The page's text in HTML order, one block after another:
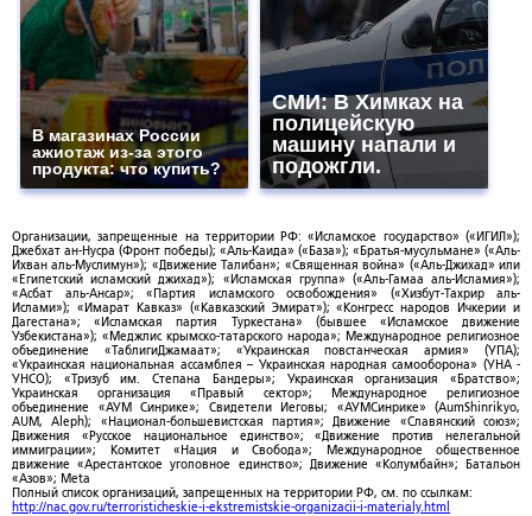
В магазинах России
ажиотаж из-за этого
продукта: что купить?
СМИ: В Химках на
полицейскую
машину напали и
подожгли.
Организации, запрещенные на территории РФ: «Исламское государство» («ИГИЛ»);
Джебхат ан-Нусра (Фронт победы); «Аль-Каида» («База»); «Братья-мусульмане» («Аль-
Ихван аль-Муслимун»); «Движение Талибан»; «Священная война» («Аль-Джихад» или
«Египетский исламский джихад»); «Исламская группа» («Аль-Гамаа аль-Исламия»);
«Асбат аль-Ансар»; «Партия исламского освобождения» («Хизбут-Тахрир аль-
Ислами»); «Имарат Кавказ» («Кавказский Эмират»); «Конгресс народов Ичкерии и
Дагестана»; «Исламская партия Туркестана» (бывшее «Исламское движение
Узбекистана»); «Меджлис крымско-татарского народа»; Международное религиозное
объединение «ТаблигиДжамаат»; «Украинская повстанческая армия» (УПА);
«Украинская национальная ассамблея – Украинская народная самооборона» (УНА -
УНСО); «Тризуб им. Степана Бандеры»; Украинская организация «Братство»;
Украинская организация «Правый сектор»; Международное религиозное
объединение «АУМ Синрике»; Свидетели Иеговы; «АУМСинрике» (AumShinrikyo,
AUM, Aleph); «Национал-большевистская партия»; Движение «Славянский союз»;
Движения «Русское национальное единство»; «Движение против нелегальной
иммиграции»; Комитет «Нация и Свобода»; Международное общественное
движение «Арестантское уголовное единство»; Движение «Колумбайн»; Батальон
«Азов»; Meta
Полный список организаций, запрещенных на территории РФ, см. по ссылкам:
http://nac.gov.ru/terroristicheskie-i-ekstremistskie-organizacii-i-materialy.html